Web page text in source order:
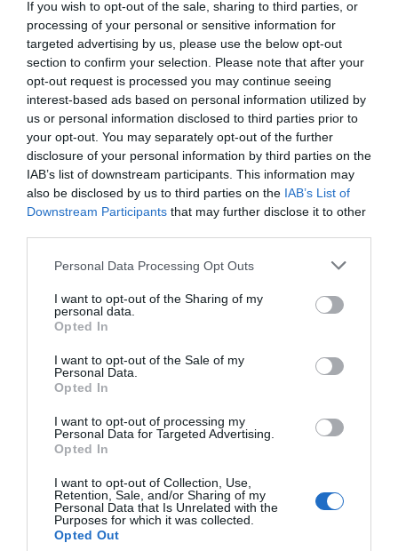
If you wish to opt-out of the sale, sharing to third parties, or
processing of your personal or sensitive information for
targeted advertising by us, please use the below opt-out
section to confirm your selection. Please note that after your
opt-out request is processed you may continue seeing
interest-based ads based on personal information utilized by
us or personal information disclosed to third parties prior to
your opt-out. You may separately opt-out of the further
disclosure of your personal information by third parties on the
IAB’s list of downstream participants. This information may
also be disclosed by us to third parties on the IAB’s List of
Downstream Participants that may further disclose it to other
Personal Data Processing Opt Outs
I want to opt-out of the Sharing of my
personal data.
Opted In
I want to opt-out of the Sale of my
Personal Data.
Opted In
I want to opt-out of processing my
Personal Data for Targeted Advertising.
Opted In
I want to opt-out of Collection, Use,
Retention, Sale, and/or Sharing of my
Personal Data that Is Unrelated with the
Purposes for which it was collected.
Opted Out
Chambre: trop chère pour une mansarde.
Ritornerebbe in questo hotel?
dettagli
Jean Claude
Francia
Giugno 2010
Viaggiatore con amici/colleghi
FAVOLOSO
8.6/10
Ritornerebbe in questo hotel?
SI
Aprile 2010
ECCEZIONALE
9.5/10
Ritornerebbe in questo hotel?
dettagli
Aprile 2010
Coppia età media superiore ai 35 anni
9.4 /10
Ritornerebbe in questo hotel?
dettagli